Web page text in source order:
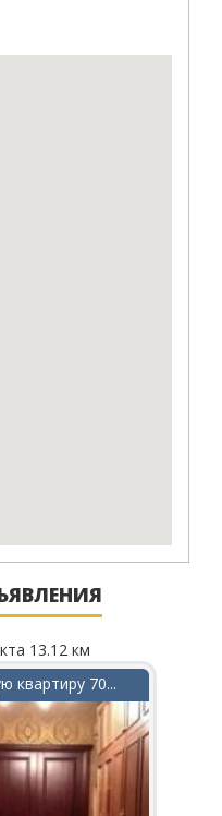
13.12 км
квартиру 70...